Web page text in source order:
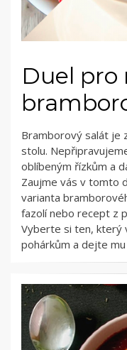
Duel pro
Bramborový salát je
stolu.
oblíbeným řízkům a
Zaujme vás v tomto
varianta
fazolí nebo recept z
Vyberte si ten, který
pohárkům a dejte